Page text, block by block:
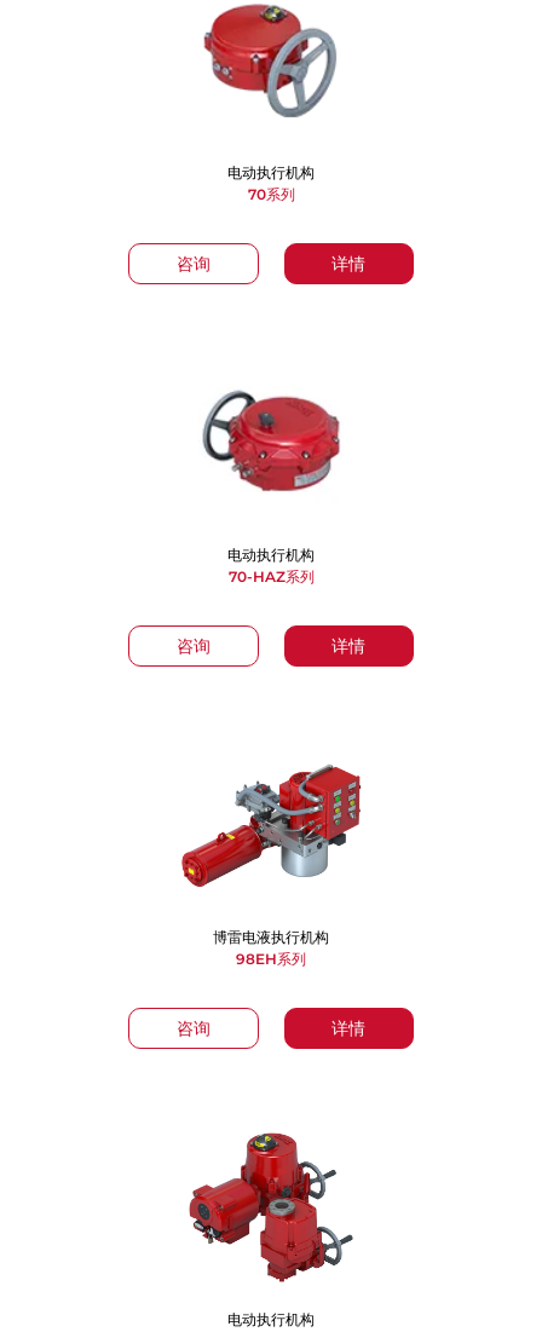
咨询 详情
电动执行机构
70系列
咨询 详情
电动执行机构
70-HAZ系列
咨询 详情
博雷电液执行机构
98EH系列
电动执行机构